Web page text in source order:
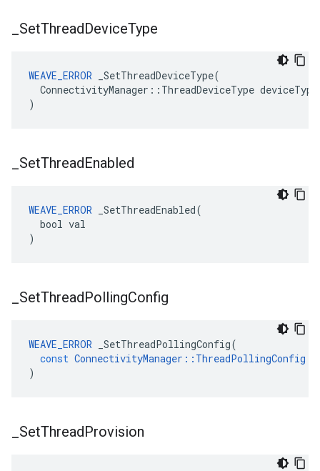
SetThreadDeviceType
WEAVE_ERROR _SetThreadDeviceType(
  ConnectivityManager::ThreadDeviceType deviceType
)
SetThreadEnabled
WEAVE_ERROR _SetThreadEnabled(
  bool val
)
SetThreadPollingConfig
WEAVE_ERROR _SetThreadPollingConfig(
const ConnectivityManager :: ThreadPollingConfig
)
SetThreadProvision